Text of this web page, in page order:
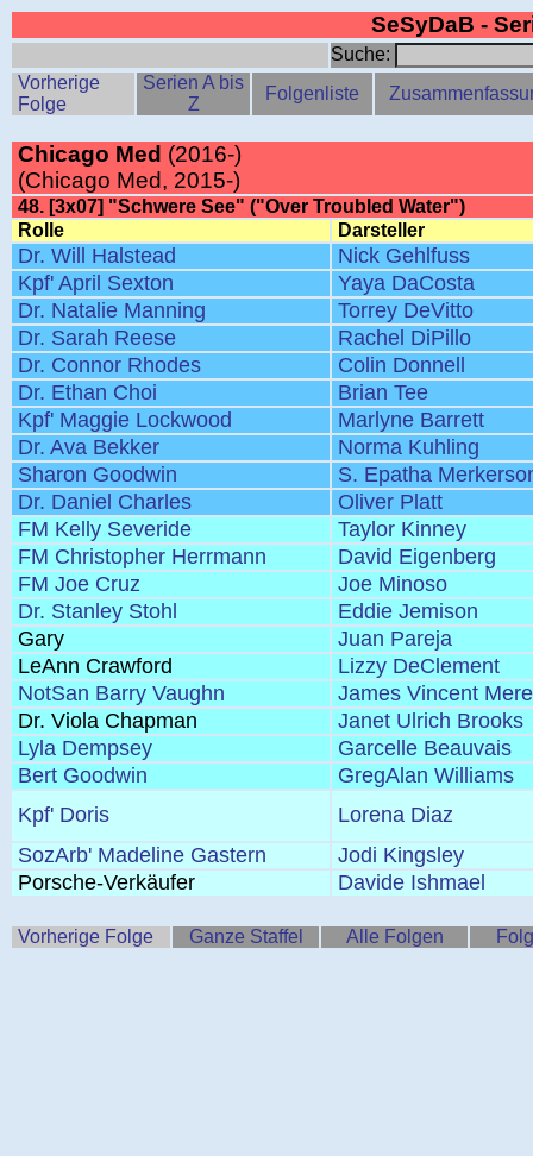
SeSyDaB -
Suche:
Vorherige
Folge
Serien A bis
Z
Folgenliste
Chicago Med (2016-)
(Chicago Med, 2015-)
48. [3x07] "Schwere See" ("Over Troubled Water")
Rolle
Darsteller
Dr. Will Halstead
Nick Gehlfuss
Kpf' April Sexton
Yaya DaCosta
Dr. Natalie Manning
Torrey DeVitto
Dr. Sarah Reese
Rachel DiPillo
Dr. Connor Rhodes
Colin Donnell
Dr. Ethan Choi
Brian Tee
Kpf' Maggie Lockwood
Marlyne Barrett
Dr. Ava Bekker
Norma Kuhling
Sharon Goodwin
S. Epatha
Dr. Daniel Charles
Oliver Platt
FM Kelly Severide
Taylor Kinney
FM Christopher Herrmann
David Eigenberg
FM Joe Cruz
Joe Minoso
Dr. Stanley Stohl
Eddie Jemison
Gary
Juan Pareja
LeAnn Crawford
Lizzy DeClement
NotSan Barry Vaughn
James Vincent
Dr. Viola Chapman
Janet Ulrich Brooks
Lyla Dempsey
Garcelle Beauvais
Bert Goodwin
GregAlan Williams
Kpf' Doris
Lorena Diaz
SozArb' Madeline Gastern
Jodi Kingsley
Porsche-Verkäufer
Davide Ishmael
Vorherige Folge Ganze Staffel Alle Folgen